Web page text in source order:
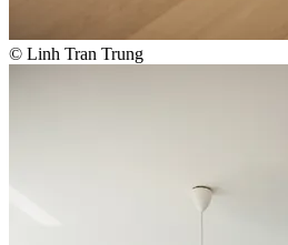
© Linh Tran Trung